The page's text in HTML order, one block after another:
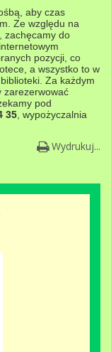
aby czas
Ze względu na
zachęcamy do
pozycji, co
a wszystko to w
Za każdym
zarezerwować
pod
35 , wypożyczalnia
Wydrukuj...